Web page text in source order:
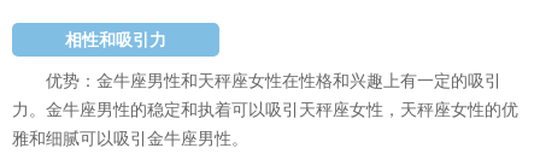
相性和吸引力
优势：金牛座男性和天秤座女性在性格和兴趣上有一定的吸引
力。金牛座男性的稳定和执着可以吸引天秤座女性，天秤座女性的优
雅和细腻可以吸引金牛座男性。